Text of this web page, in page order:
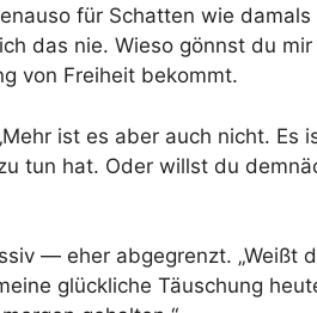
für Schatten wie
das nie. Wieso gönnst du
von Freiheit bekommt.
ist es aber auch nicht. Es
tun hat. Oder willst du
— eher abgegrenzt. „Weißt
glückliche Täuschung